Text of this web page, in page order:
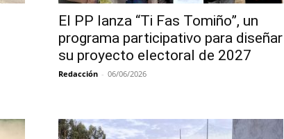
El PP lanza “Ti Fas Tomiño”, un
programa participativo para diseñar
su proyecto electoral de 2027
Redacción - 06/06/2026